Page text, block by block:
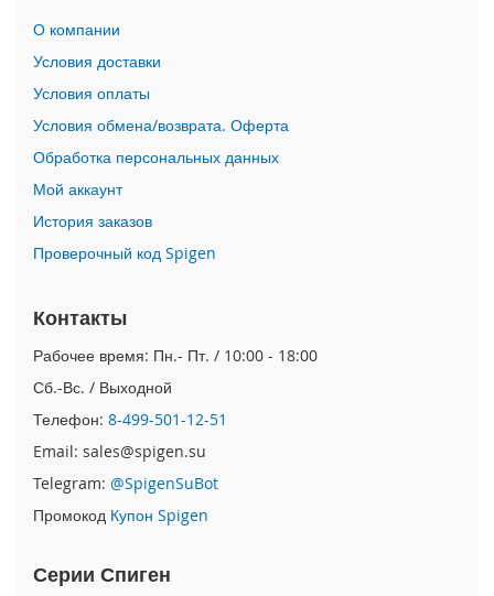
h
n
e
1
7
P
r
o
i
P
n
A
i
r
i
P
h
o
n
1
О компании
Условия доставки
Условия оплаты
Условия обмена/возврата. Оферта
Обработка персональных данных
Мой аккаунт
История заказов
Проверочный код Spigen
Контакты
Рабочее время: Пн.- Пт. / 10:00 - 18:00
Сб.-Вс. / Выходной
Телефон: 8-499-501-12-51
Email: sales@spigen.su
Telegram: @SpigenSuBot
Промокод Купон Spigen
Серии Спиген